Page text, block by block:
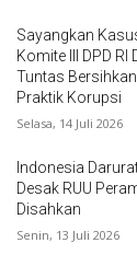
Sayangkan
Komite III DPD
Tuntas
Praktik Korupsi
Selasa, 14 Juli 2026
Indonesia
Desak RUU
Disahkan
Senin, 13 Juli 2026